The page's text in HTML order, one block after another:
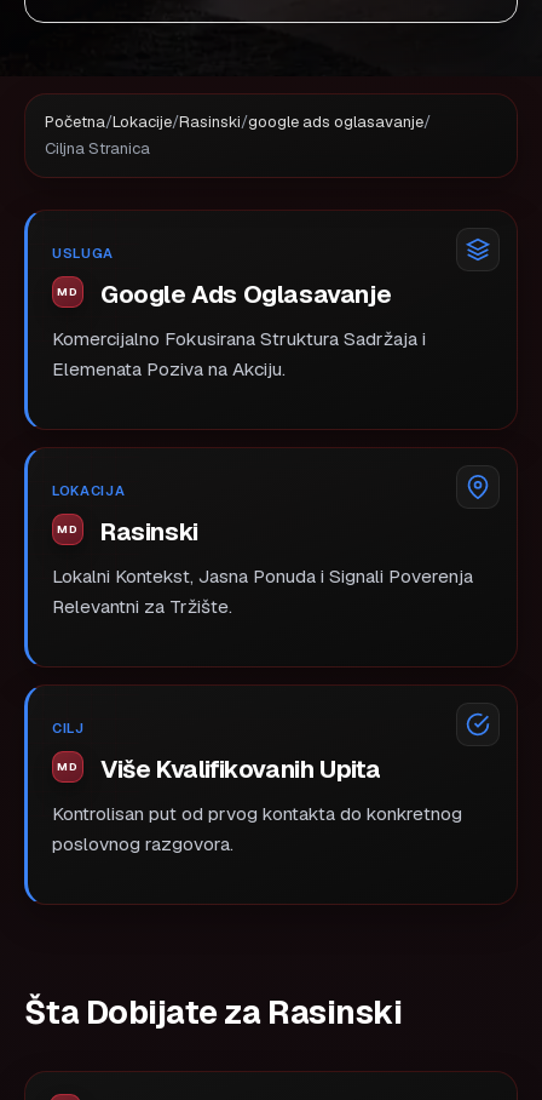
Početna/Lokacije/Rasinski/google ads oglasavanje/
Ciljna Stranica
USLUGA
Google Ads Oglasavanje
Komercijalno Fokusirana Struktura Sadržaja i
Elemenata Poziva na Akciju.
LOKACIJA
Rasinski
Lokalni Kontekst, Jasna Ponuda i Signali Poverenja
Relevantni za Tržište.
CILJ
Više Kvalifikovanih Upita
Kontrolisan put od prvog kontakta do konkretnog
poslovnog razgovora.
Šta Dobijate za Rasinski